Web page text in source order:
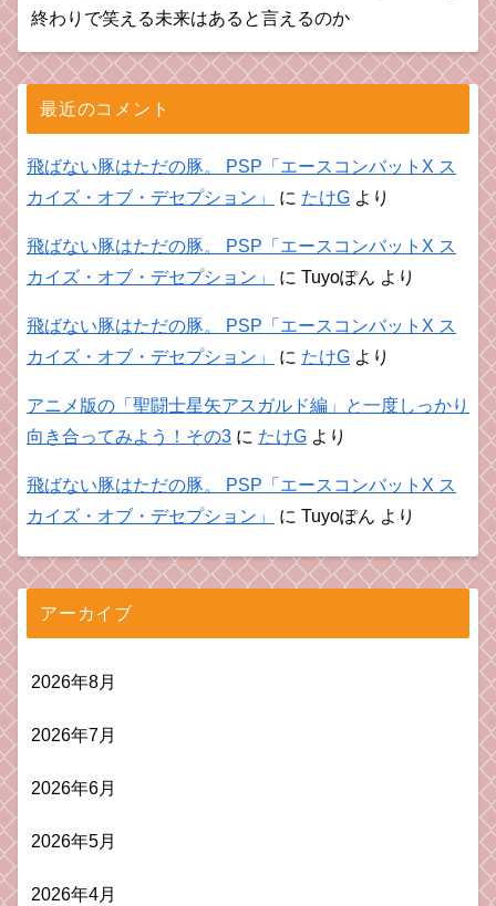
終わりで笑える未来はあると言えるのか
最近のコメント
飛ばない豚はただの豚。 PSP「エースコンバットX ス
カイズ・オブ・デセプション」
に たけG より
飛ばない豚はただの豚。 PSP「エースコンバットX ス
カイズ・オブ・デセプション」
に Tuyoぽん より
飛ばない豚はただの豚。 PSP「エースコンバットX ス
カイズ・オブ・デセプション」
に たけG より
アニメ版の「聖闘士星矢アスガルド編」と一度しっかり
向き合ってみよう！その3 に たけG より
飛ばない豚はただの豚。 PSP「エースコンバットX ス
カイズ・オブ・デセプション」
に Tuyoぽん より
アーカイブ
2026年8月
2026年7月
2026年6月
2026年5月
2026年4月